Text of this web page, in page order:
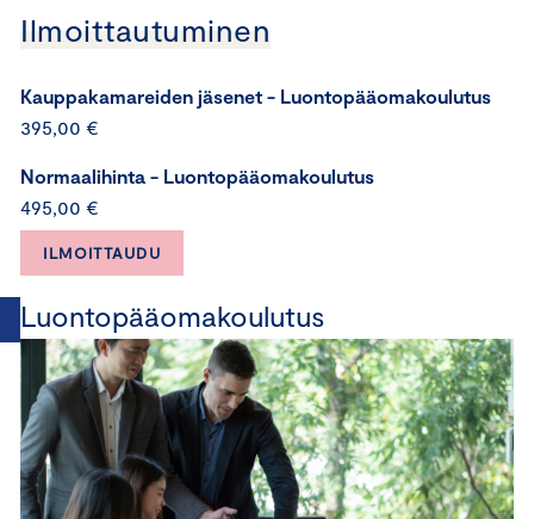
Ilmoittautuminen
Kauppakamareiden jäsenet - Luontopääomakoulutus
395,00 €
Normaalihinta - Luontopääomakoulutus
495,00 €
ILMOITTAUDU
Luontopääomakoulutus